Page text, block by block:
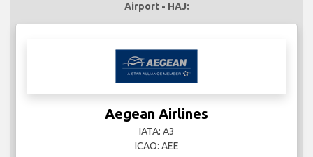
Airport - HAJ:
Aegean Airlines
IATA: A3
ICAO: AEE